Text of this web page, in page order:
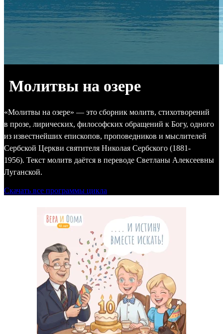
Молитвы на озере
«Молитвы на озере» — это сборник молитв, стихотворений
в прозе, лирических, философских обращений к Богу, одного
из известнейших епископов, проповедников и мыслителей
Сербской Церкви святителя Николая Сербского (1881-
1956). Текст молитв даётся в переводе Светланы Алексеевны
Луганской.
Скачать все программы цикла